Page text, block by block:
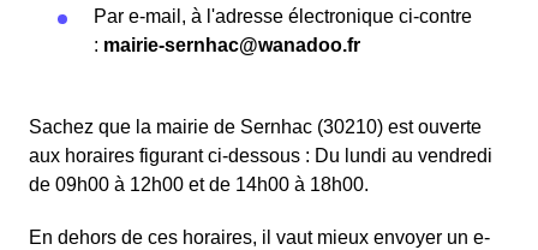
Par e-mail, à l'adresse électronique ci-contre
: mairie-sernhac@wanadoo.fr
Sachez que la mairie de Sernhac (30210) est ouverte
aux horaires figurant ci-dessous : Du lundi au vendredi
de 09h00 à 12h00 et de 14h00 à 18h00.
En dehors de ces horaires, il vaut mieux envoyer un e-